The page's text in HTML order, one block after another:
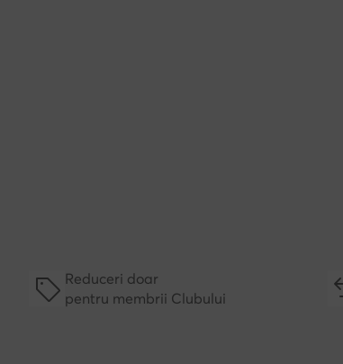
Reduceri doar
pentru membrii Clubului